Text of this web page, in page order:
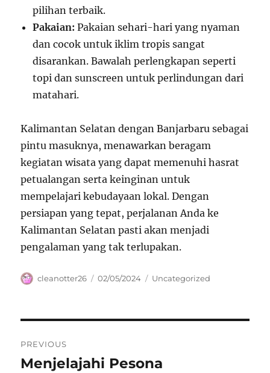
pilihan terbaik.
Pakaian: Pakaian sehari-hari yang nyaman
dan cocok untuk iklim tropis sangat
disarankan. Bawalah perlengkapan seperti
topi dan sunscreen untuk perlindungan dari
matahari.
Kalimantan Selatan dengan Banjarbaru sebagai
pintu masuknya, menawarkan beragam
kegiatan wisata yang dapat memenuhi hasrat
petualangan serta keinginan untuk
mempelajari kebudayaan lokal. Dengan
persiapan yang tepat, perjalanan Anda ke
Kalimantan Selatan pasti akan menjadi
pengalaman yang tak terlupakan.
Author
cleanotter26
Posted
02/05/2024 Categories
Uncategorized
pos
PREVIOUS
Previous
Menjelajahi Pesona